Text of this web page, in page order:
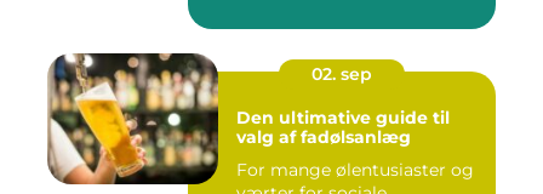
02. sep
Den ultimative guide til
valg af fadølsanlæg
For mange ølentusiaster og